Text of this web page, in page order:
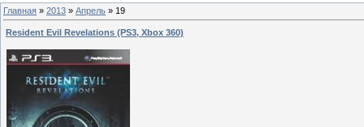
Главная » 2013 » Апрель » 19
Resident Evil Revelations (PS3, Xbox 360)